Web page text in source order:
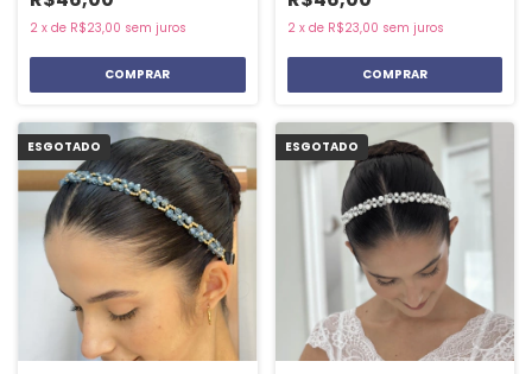
2 x de R$23,00 sem juros 2 x de R$23,00 sem juros
ESGOTADO ESGOTADO